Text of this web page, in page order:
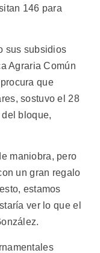
146 para
sus subsidios
Agraria Común
que
sostuvo el 28
bloque,
maniobra, pero
un gran regalo
estamos
ver lo que el